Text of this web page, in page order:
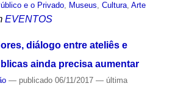
e o Privado, Museus, Cultura, Arte
EVENTOS
diálogo entre ateliês e
ainda precisa aumentar
— publicado06/11/2017 — última